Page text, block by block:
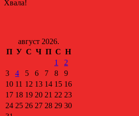
Хвала!
август 2026.
П У С Ч П С Н
1
2
3
4 5 6 7 8
9
10 11 12 13 14 15 16
17 18 19 20 21 22 23
24 25 26 27 28 29 30